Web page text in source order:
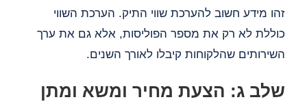
זהו מידע חשוב להערכת שווי התיק. הערכת השווי
כוללת לא רק את מספר הפוליסות, אלא גם את ערך
השירותים שהלקוחות קיבלו לאורך השנים.
שלב ג: הצעת מחיר ומשא ומתן